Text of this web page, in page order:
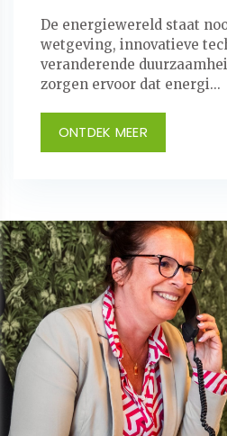
De energiewereld staat
wetgeving, innovatieve
veranderende
zorgen ervoor dat energi...
ONTDEK MEER